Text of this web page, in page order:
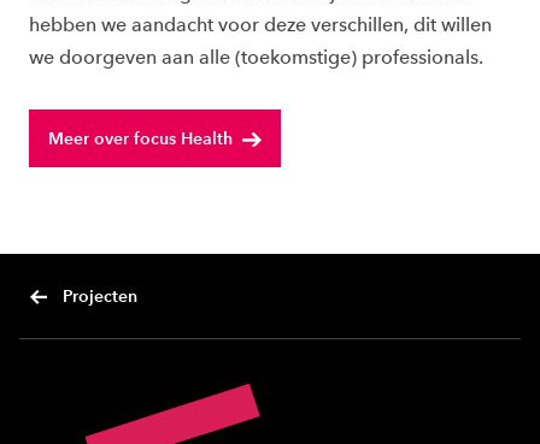
hebben we aandacht voor deze verschillen, dit willen
we doorgeven aan alle (toekomstige) professionals.
Meer over focus Health
Projecten